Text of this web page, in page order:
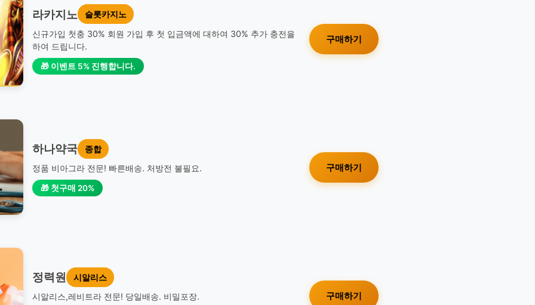
라카지노
슬롯카지노
신규가입 첫충 30% 회원 가입 후 첫 입금액에 대하여 30% 추가 충전을
하여 드립니다.
🎁 이벤트 5% 진행합니다.
구매하기
하나약국
종합
정품 비아그라 전문! 빠른배송. 처방전 불필요.
🎁 첫구매 20%
구매하기
정력원
시알리스
시알리스,레비트라 전문! 당일배송. 비밀포장.
구매하기